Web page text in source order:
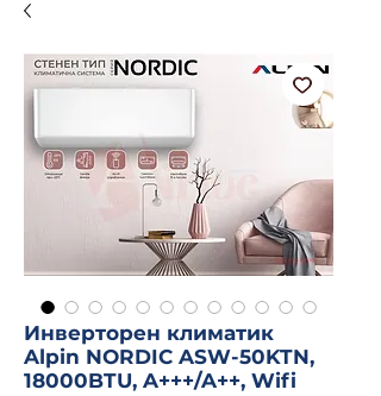
Инверторен климатик
Alpin NORDIC ASW-50KTN,
18000BTU, A+++/A++, Wifi